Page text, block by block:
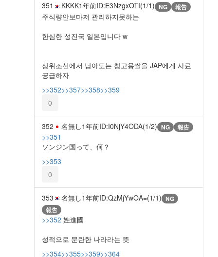
351 KKKK1年前ID:E3NzgxOTI(1/1) NG 報告
주식량안보마저 관리하지못하는
한심한 성진국 일본입니다 w
상위조선에서 남아도는 창고용쌀을 JAP에게 사료
공급하자
>>352>>357>>358>>359
0
352 名無し1年前ID:I0NjY4ODA(1/2) NG 報告
>>351
ソンジン国って、何？
>>353
0
353 名無し1年前ID:QzMjYwOA=(1/1) NG
報告
>>352 姓進國
성적으로 문란한 나라라는 뜻
>>354>>355>>359>>364